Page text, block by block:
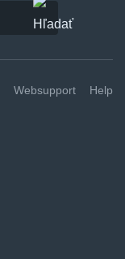
Websupport Help